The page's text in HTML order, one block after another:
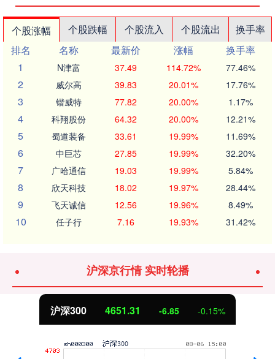
个股涨幅 个股跌幅 个股流入 个股流出
换手率
排名
名称 最新价 涨幅
换手率
1
N津富 37.49 114.72% 77.46%
2 威尔高 39.83 20.01% 17.76%
3 锴威特 77.82 20.00% 1.17%
4 科翔股份 64.32 20.00% 12.21%
5 蜀道装备 33.61 19.99% 11.69%
6 中巨芯 27.85 19.99% 32.20%
7 广哈通信 19.03 19.99% 5.84%
8 欣天科技 18.02 19.97% 28.44%
9 飞天诚信 12.56 19.96% 8.49%
10 任子行 7.16 19.93% 31.42%
沪深京行情 实时轮播
沪深300 4651.31 -6.85 -0.15%